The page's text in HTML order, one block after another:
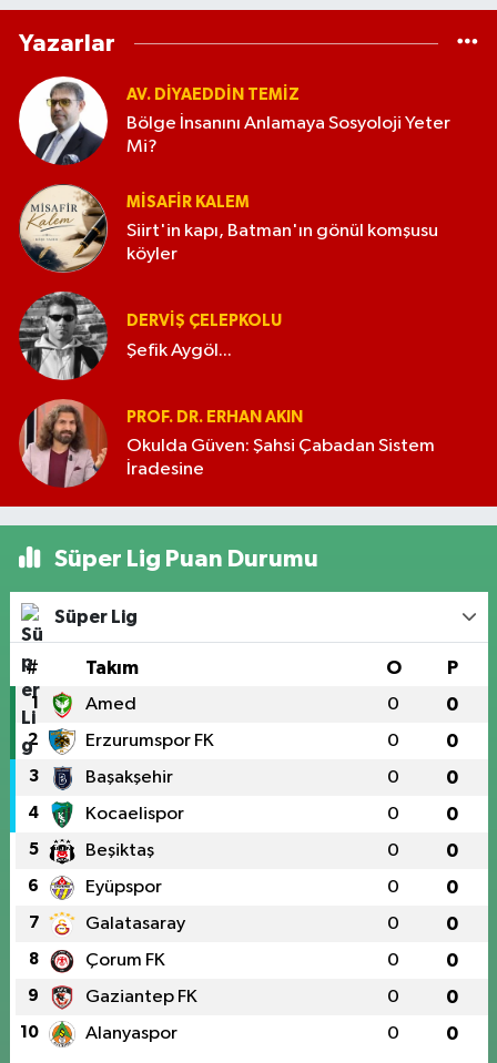
Yazarlar
AV. DIYAEDDIN TEMIZ
Bölge İnsanını Anlamaya Sosyoloji Yeter
Mi?
MISAFIR KALEM
Siirt'in kapı, Batman'ın gönül komşusu
köyler
DERVIŞ ÇELEPKOLU
Şefik Aygöl...
PROF. DR. ERHAN AKIN
Okulda Güven: Şahsi Çabadan Sistem
İradesine
Süper Lig Puan Durumu
Süper Lig
# Takım O P
1 Amed 0 0
2 Erzurumspor FK 0 0
3 Başakşehir 0 0
4 Kocaelispor 0 0
5 Beşiktaş 0 0
6 Eyüpspor 0 0
7 Galatasaray 0 0
8 Çorum FK 0 0
9 Gaziantep FK 0 0
10 Alanyaspor 0 0